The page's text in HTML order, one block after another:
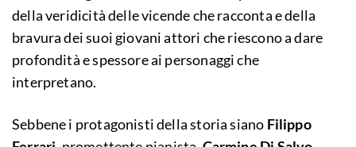
della veridicità delle vicende che racconta e della
bravura dei suoi giovani attori che riescono a dare
profondità e spessore ai personaggi che
interpretano.
Sebbene i protagonisti della storia siano Filippo